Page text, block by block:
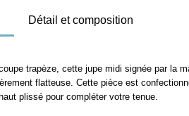
Détail et composition
trapèze, cette jupe midi signée par la
flatteuse. Cette pièce est
plissé pour compléter votre tenue.